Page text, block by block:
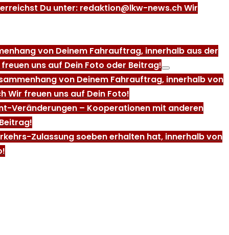
Du unter: redaktion@lkw-news.ch Wir
von Deinem Fahrauftrag, innerhalb aus der
uns auf Dein Foto oder Beitrag!
von Deinem Fahrauftrag, innerhalb von
Wir freuen uns auf Dein Foto!
Veränderungen – Kooperationen mit anderen
Zulassung soeben erhalten hat, innerhalb von